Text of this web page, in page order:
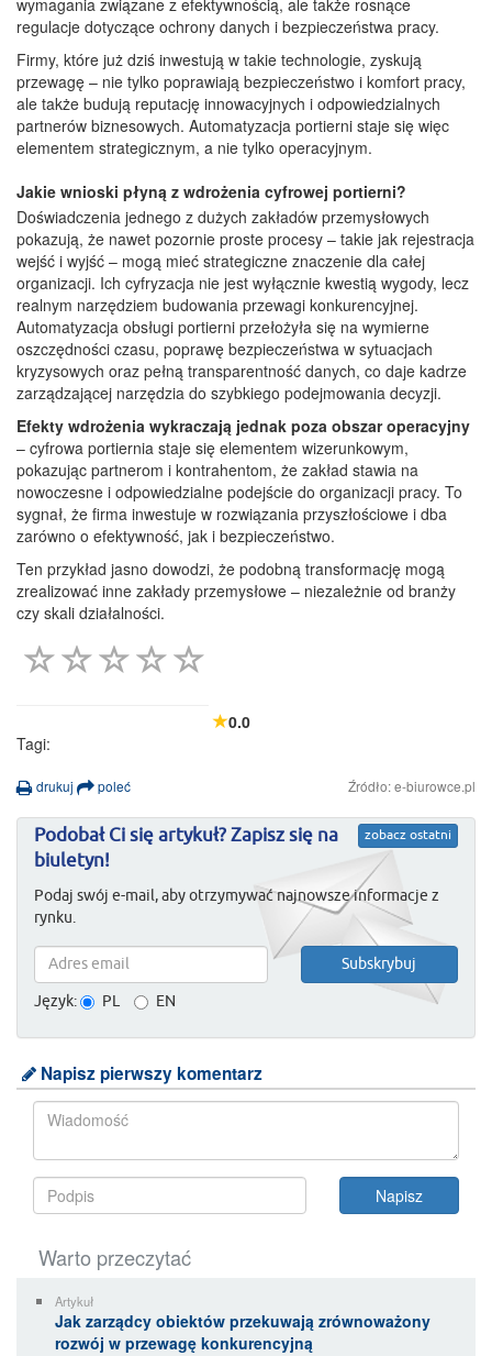
regulacje dotyczące ochrony danych i bezpieczeństwa pracy.
Firmy, które już dziś inwestują w takie technologie, zyskują
przewagę – nie tylko poprawiają bezpieczeństwo i komfort pracy,
ale także budują reputację innowacyjnych i odpowiedzialnych
partnerów biznesowych. Automatyzacja portierni staje się więc
elementem strategicznym, a nie tylko operacyjnym.
Jakie wnioski płyną z wdrożenia cyfrowej portierni?
Doświadczenia jednego z dużych zakładów przemysłowych
pokazują, że nawet pozornie proste procesy – takie jak rejestracja
wejść i wyjść – mogą mieć strategiczne znaczenie dla całej
organizacji. Ich cyfryzacja nie jest wyłącznie kwestią wygody, lecz
realnym narzędziem budowania przewagi konkurencyjnej.
Automatyzacja obsługi portierni przełożyła się na wymierne
oszczędności czasu, poprawę bezpieczeństwa w sytuacjach
kryzysowych oraz pełną transparentność danych, co daje kadrze
zarządzającej narzędzia do szybkiego podejmowania decyzji.
Efekty wdrożenia wykraczają jednak poza obszar operacyjny
– cyfrowa portiernia staje się elementem wizerunkowym,
pokazując partnerom i kontrahentom, że zakład stawia na
nowoczesne i odpowiedzialne podejście do organizacji pracy. To
sygnał, że firma inwestuje w rozwiązania przyszłościowe i dba
zarówno o efektywność, jak i bezpieczeństwo.
Ten przykład jasno dowodzi, że podobną transformację mogą
zrealizować inne zakłady przemysłowe – niezależnie od branży
czy skali działalności.
0.0
Tagi:
drukuj poleć Źródło: e-biurowce.pl
zobacz ostatni
Podobał Ci się artykuł? Zapisz się na
biuletyn!
Podaj swój e-mail, aby otrzymywać najnowsze informacje z
rynku.
Język: PL EN
Napisz pierwszy komentarz
Warto przeczytać
Artykuł
Jak zarządcy obiektów przekuwają zrównoważony
rozwój w przewagę konkurencyjną